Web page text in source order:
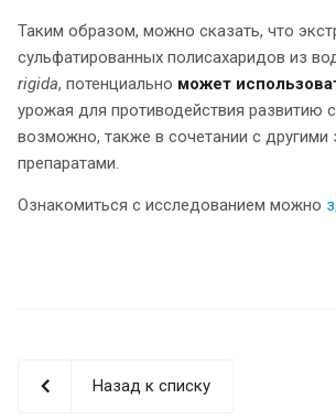
Таким образом, можно сказать, что
сульфатированных полисахаридов из
rigida, потенциально может
урожая для противодействия развитию
возможно, также в сочетании с
препаратами.
Ознакомиться с исследованием можно
Назад к списку